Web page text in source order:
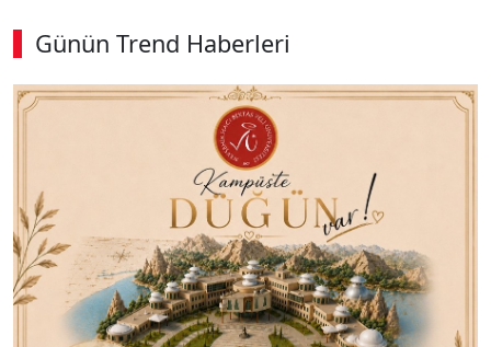
Günün Trend Haberleri